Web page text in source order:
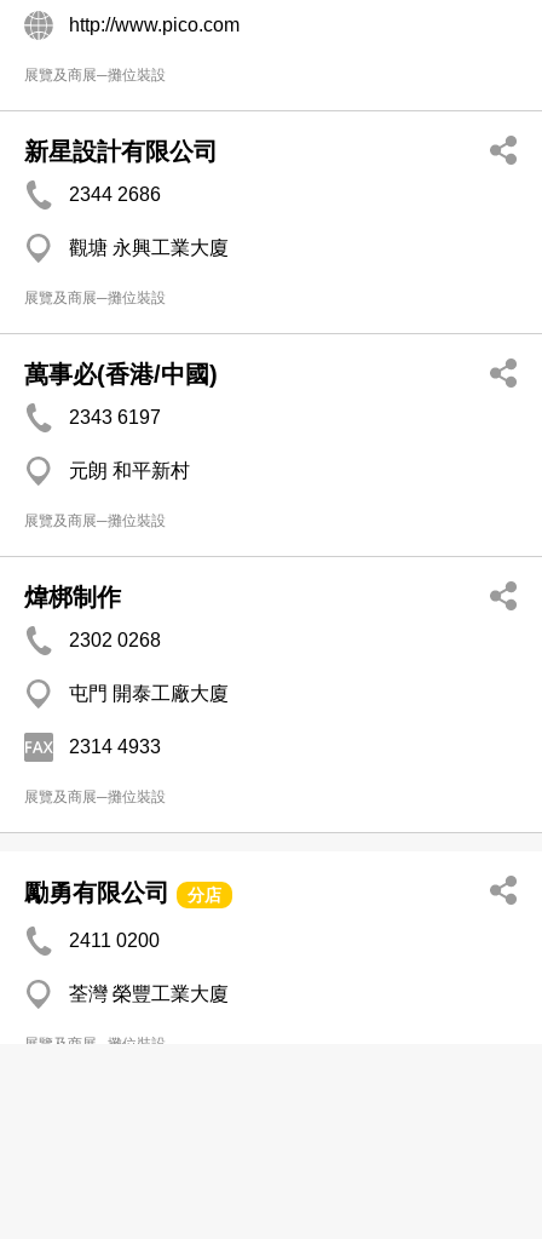
http://www.pico.com
展覽及商展─攤位裝設
新星設計有限公司
2344 2686
觀塘 永興工業大廈
展覽及商展─攤位裝設
萬事必(香港/中國)
2343 6197
元朗 和平新村
展覽及商展─攤位裝設
煒梆制作
2302 0268
屯門 開泰工廠大廈
2314 4933
展覽及商展─攤位裝設
勵勇有限公司 分店
2411 0200
荃灣 榮豐工業大廈
展覽及商展─攤位裝設